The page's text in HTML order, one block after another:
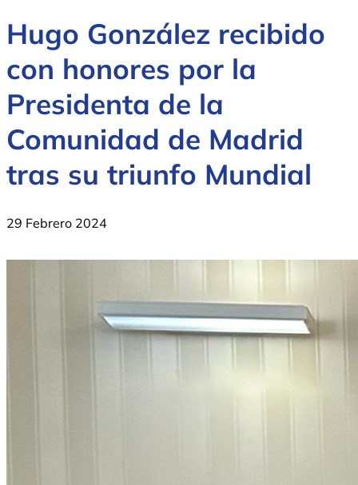
Hugo González recibido
con honores por la
Presidenta de la
Comunidad de Madrid
tras su triunfo Mundial
29 Febrero 2024